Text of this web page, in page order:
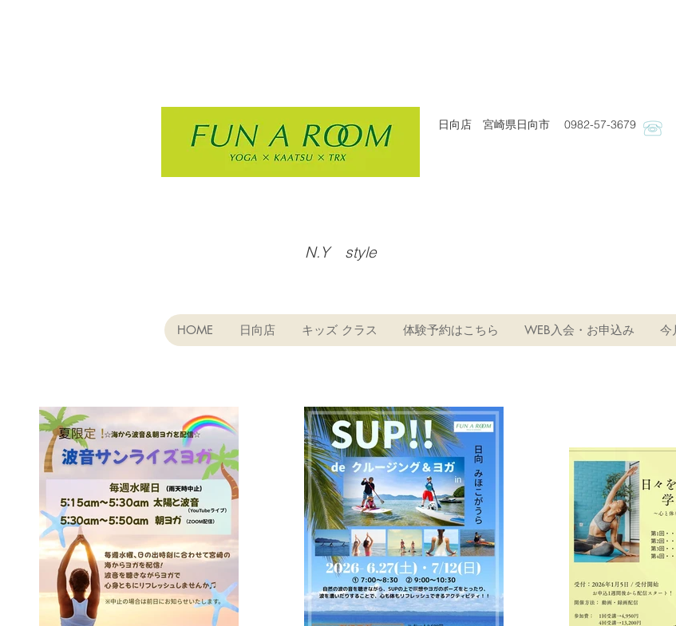
日向店 宮崎県日向市 0982-57-3679
N.Y style
HOME 日向店 キッズ クラス 体験予約はこちら WEB入会・お申込み 今